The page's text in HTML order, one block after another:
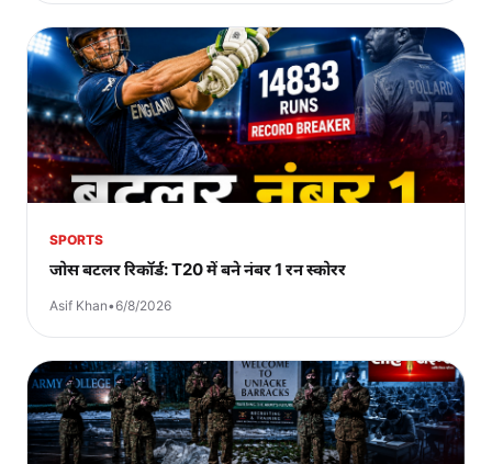
SPORTS
जोस बटलर रिकॉर्ड: T20 में बने नंबर 1 रन स्कोरर
Asif Khan•6/8/2026